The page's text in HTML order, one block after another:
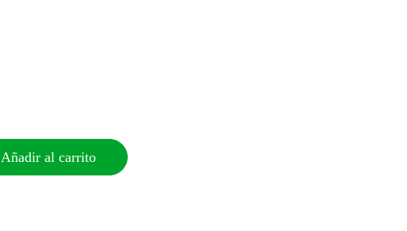
Añadir al carrito